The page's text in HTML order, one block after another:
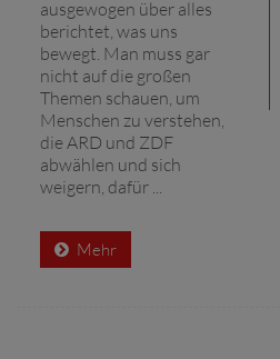
ausgewogen über alles
berichtet, was uns
bewegt. Man muss gar
nicht auf die großen
Themen schauen, um
Menschen zu verstehen,
die ARD und ZDF
abwählen und sich
weigern, dafür ...
Mehr